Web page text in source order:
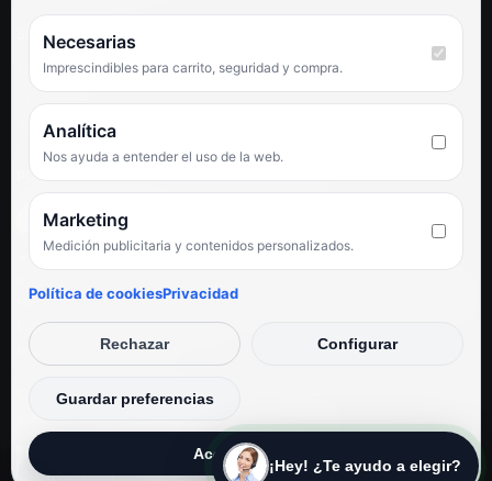
SÍGUENOS
Facebook
TikTok
PUNTUACIÓN DE 4,6 SOBRE 5 EN GOOGLE
★★★★★
Hemos comprado en varias ocasiones y siempre dan respuesta.
Espectacular, servicio de 10.»
Iván Rodríguez Ramos
© Electrodirecto 2026
¡Hey! ¿Te ayudo a elegir?
Necesarias
Imprescindibles para carrito, seguridad y compra.
Analítica
Nos ayuda a entender el uso de la web.
Marketing
Medición publicitaria y contenidos personalizados.
Política de cookiesPrivacidad
Rechazar Configurar
Guardar preferencias
Aceptar todas
Privacidad